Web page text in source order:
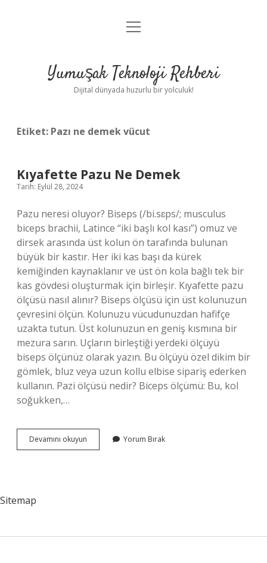
Anasayfa
Yasal Uyarı
menüyü
Yumuşak Teknoloji Rehberi
Dijital dünyada huzurlu bir yolculuk!
Etiket: Pazı ne demek vücut
Kıyafette Pazu Ne Demek
Tarih: Eylül 28, 2024
Pazu neresi oluyor? Biseps (/bi.sɛps/; musculus
biceps brachii, Latince “iki başlı kol kası”) omuz ve
dirsek arasında üst kolun ön tarafında bulunan
büyük bir kastır. Her iki kas başı da kürek
kemiğinden kaynaklanır ve üst ön kola bağlı tek bir
kas gövdesi oluşturmak için birleşir. Kıyafette pazu
ölçüsü nasıl alınır? Biseps ölçüsü için üst kolunuzun
çevresini ölçün. Kolunuzu vücudunuzdan hafifçe
uzakta tutun. Üst kolunuzun en geniş kısmına bir
mezura sarın. Uçların birleştiği yerdeki ölçüyü
biseps ölçünüz olarak yazın. Bu ölçüyü özel dikim bir
gömlek, bluz veya uzun kollu elbise sipariş ederken
kullanın. Pazi ölçüsü nedir? Biceps ölçümü: Bu, kol
soğukken,…
Devamını okuyun Kıyafette
Pazu
Yorum Bırak
Sitemap